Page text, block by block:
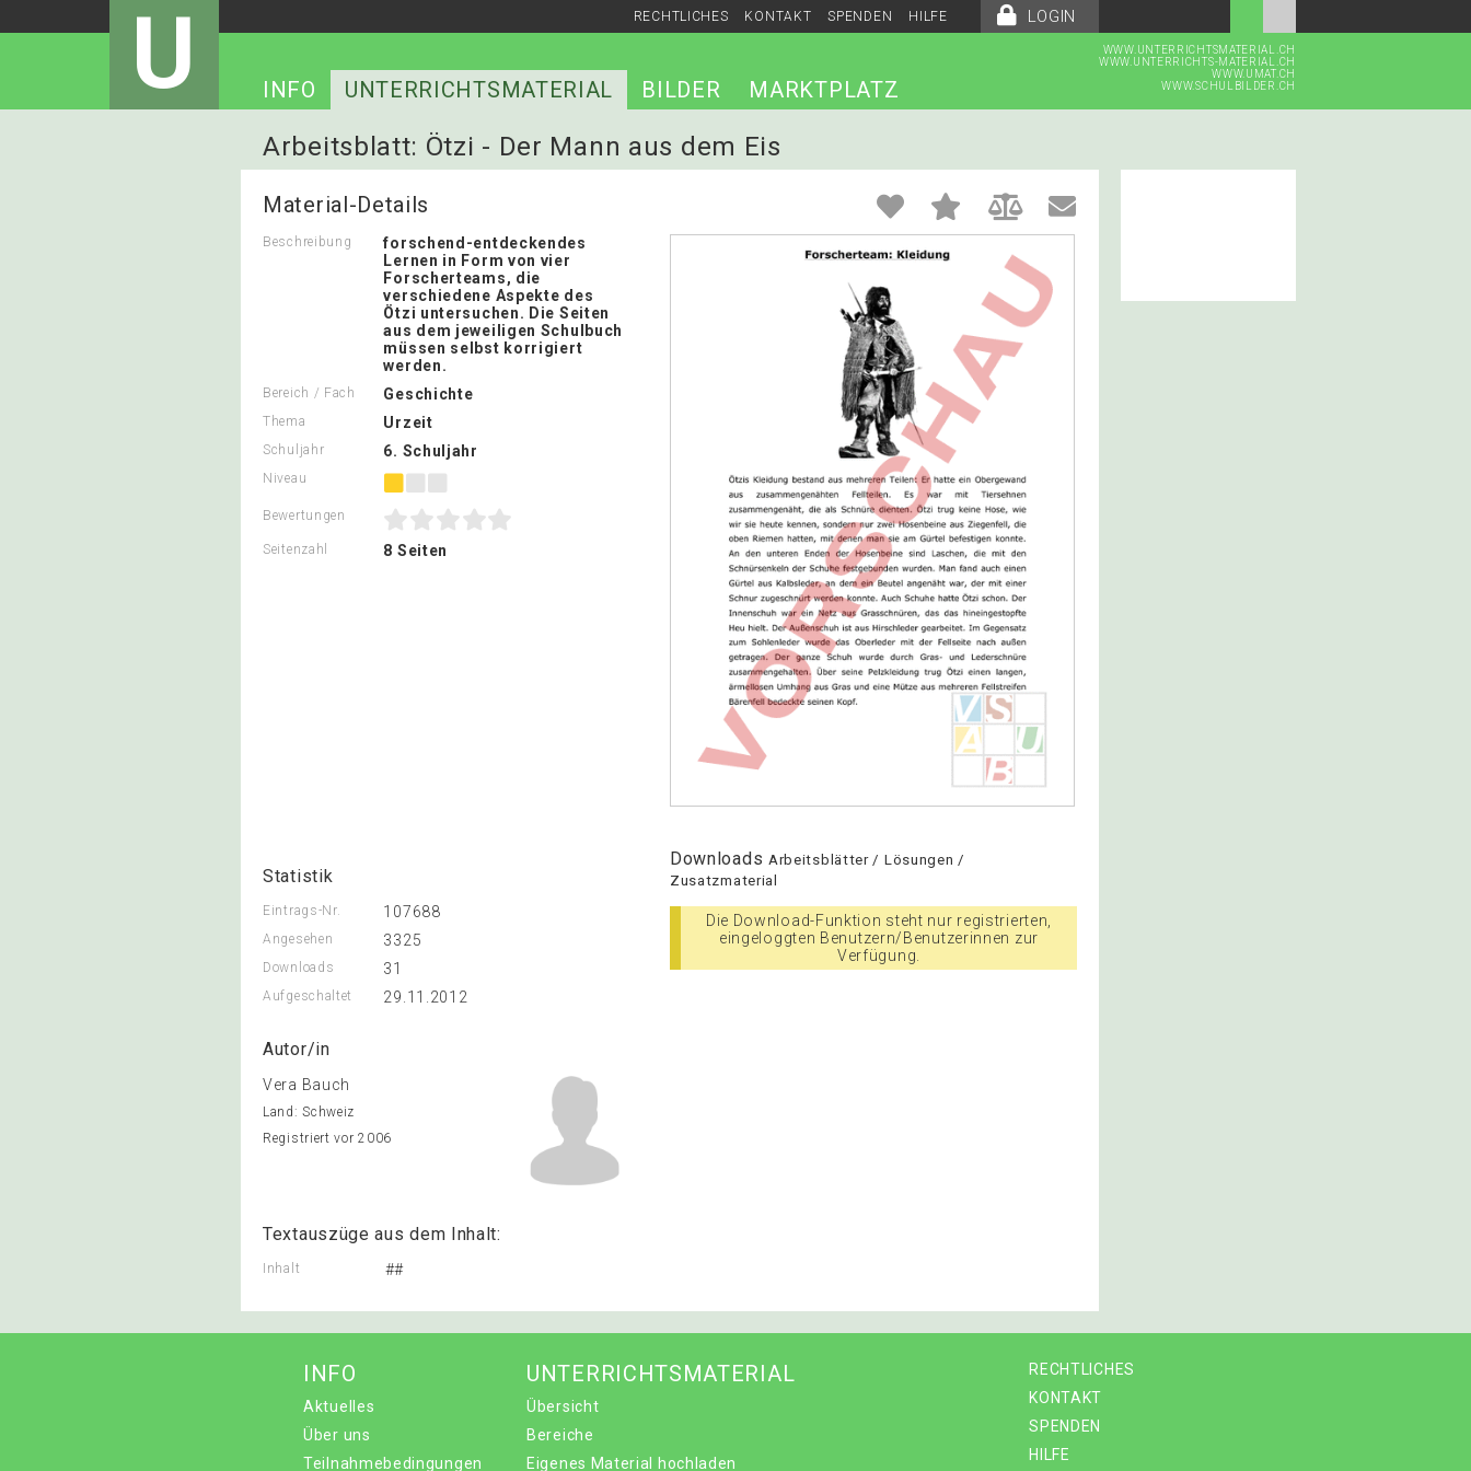
LOGIN
RECHTLICHES KONTAKT SPENDEN HILFE
U
WWW.UNTERRICHTSMATERIAL.CH
WWW.UNTERRICHTS-MATERIAL.CH
WWW.UMAT.CH
WWW.SCHULBILDER.CH
INFO UNTERRICHTSMATERIAL BILDER MARKTPLATZ
Arbeitsblatt: Ötzi - Der Mann aus dem Eis
Material-Details
Beschreibung
forschend-entdeckendes
Lernen in Form von vier
Forscherteams, die
verschiedene Aspekte des
Ötzi untersuchen. Die Seiten
aus dem jeweiligen Schulbuch
müssen selbst korrigiert
werden.
Bereich / Fach Geschichte
Thema Urzeit
Schuljahr 6. Schuljahr
Niveau
Bewertungen
Seitenzahl 8 Seiten
Statistik
Eintrags-Nr. 107688
Angesehen 3325
Downloads 31
Aufgeschaltet 29.11.2012
Autor/in
Vera Bauch
Land: Schweiz
Registriert vor 2006
Downloads Arbeitsblätter / Lösungen /
Zusatzmaterial
Die Download-Funktion steht nur registrierten,
eingeloggten Benutzern/Benutzerinnen zur
Verfügung.
Textauszüge aus dem Inhalt:
Inhalt ##
RECHTLICHES
KONTAKT
SPENDEN
HILFE
INFO
Aktuelles
Über uns
Teilnahmebedingungen
UNTERRICHTSMATERIAL
Übersicht
Bereiche
Eigenes Material hochladen